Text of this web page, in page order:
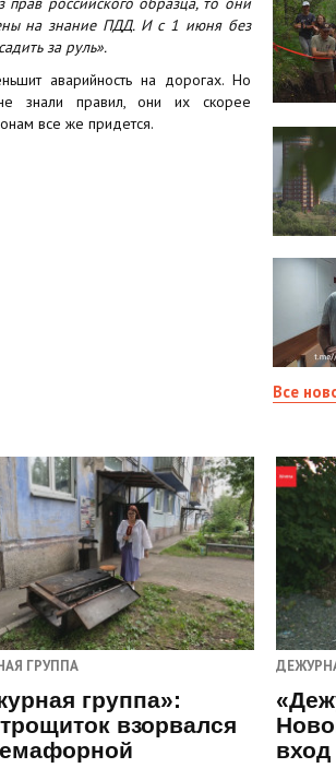
на знание ПДД. И с 1 июня без
за руль».
аварийность на дорогах. Но
знали правил, они их скорее
все же придется.
Все
ГРУППА
группа»:
взорвался